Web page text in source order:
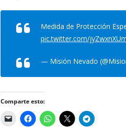
Medida de Protección
pic.twitter.com/
— Misión Nevado
Comparte esto: